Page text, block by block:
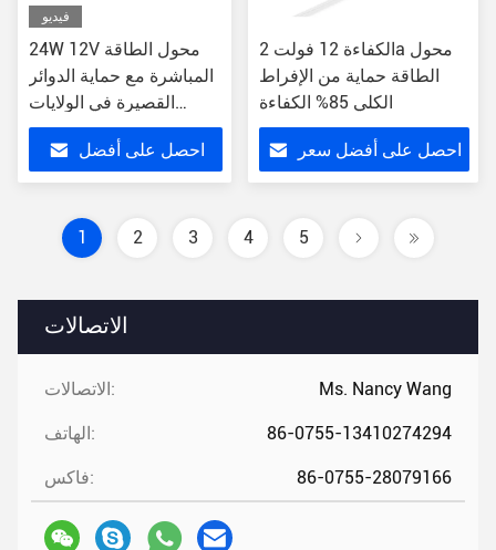
الاتصالات
الاتصالات: Ms. Nancy Wang
الهاتف: 86-0755-13410274294
فاكس: 86-0755-28079166
فيديو
24W 12V محول الطاقة
المباشرة مع حماية الدوائر
القصيرة في الولايات
المتحدة / الاتحاد الأوروبي /
المملكة المتحدة / AU
احصل على أفضل
الكفاءة 12 فولت 2a محول
الطاقة حماية من الإفراط
الكلي 85% الكفاءة
احصل على أفضل سعر
1 2 3 4 5